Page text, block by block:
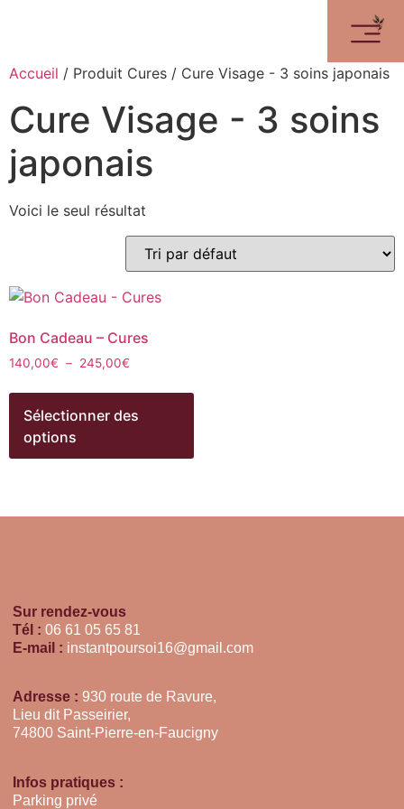
Accueil / Produit Cures / Cure Visage - 3 soins japonais
Cure Visage - 3 soins
japonais
Voici le seul résultat
Bon Cadeau – Cures
140,00€ – 245,00€
Sélectionner des
options
Sur rendez-vous
Tél :06 61 05 65 81
E-mail : instantpoursoi16@gmail.com
Adresse : 930 route de Ravure,
Lieu dit Passeirier,
74800 Saint-Pierre-en-Faucigny
Infos pratiques :
Parking privé